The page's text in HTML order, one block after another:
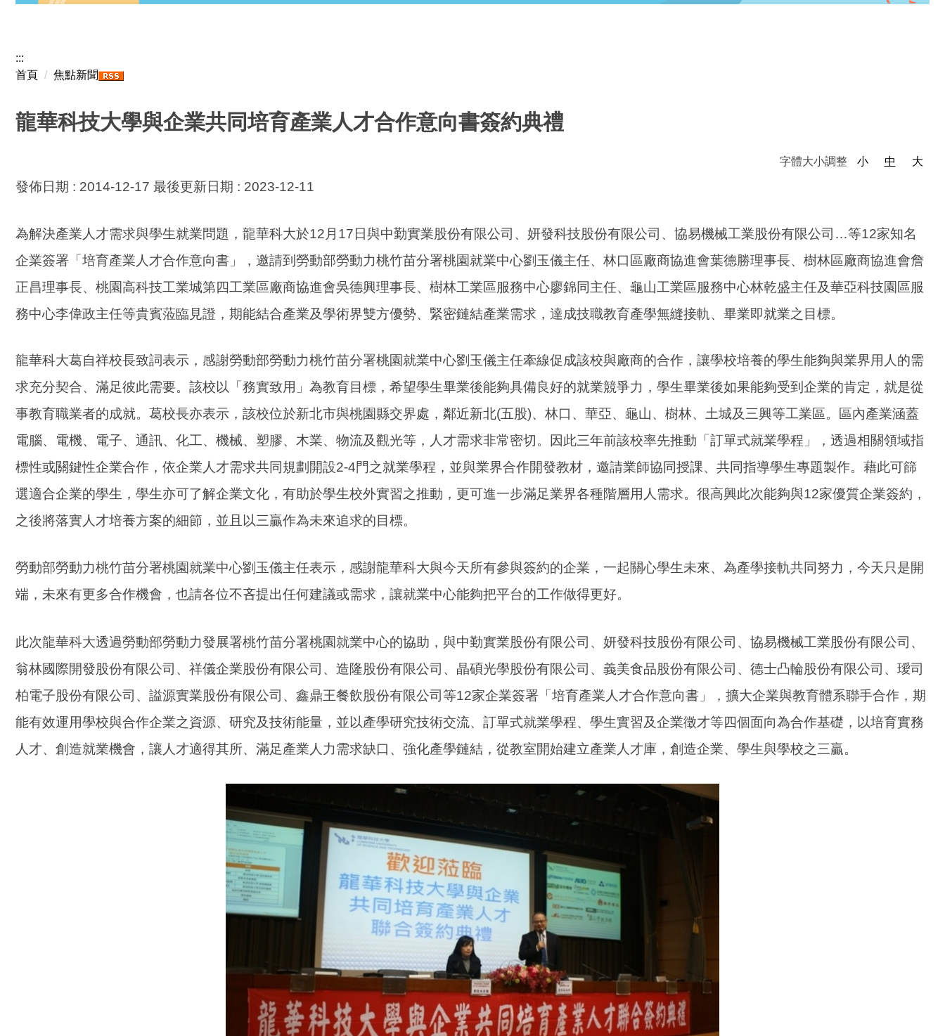
:::
首頁
焦點新聞
龍華科技大學與企業共同培育產業人才合作意向書簽約典禮
字體大小調整 小 中 大
發佈日期 : 2014-12-17 最後更新日期 : 2023-12-11
為解決產業人才需求與學生就業問題，龍華科大於12月17日與中勤實業股份有限公司、妍發科技股份有限公司、協易機械工業股份有限公司…等12家知名
企業簽署「培育產業人才合作意向書」，邀請到勞動部勞動力桃竹苗分署桃園就業中心劉玉儀主任、林口區廠商協進會葉德勝理事長、樹林區廠商協進會詹
正昌理事長、桃園高科技工業城第四工業區廠商協進會吳德興理事長、樹林工業區服務中心廖錦同主任、龜山工業區服務中心林乾盛主任及華亞科技園區服
務中心李偉政主任等貴賓蒞臨見證，期能結合產業及學術界雙方優勢、緊密鏈結產業需求，達成技職教育產學無縫接軌、畢業即就業之目標。
龍華科大葛自祥校長致詞表示，感謝勞動部勞動力桃竹苗分署桃園就業中心劉玉儀主任牽線促成該校與廠商的合作，讓學校培養的學生能夠與業界用人的需
求充分契合、滿足彼此需要。該校以「務實致用」為教育目標，希望學生畢業後能夠具備良好的就業競爭力，學生畢業後如果能夠受到企業的肯定，就是從
事教育職業者的成就。葛校長亦表示，該校位於新北市與桃園縣交界處，鄰近新北(五股)、林口、華亞、龜山、樹林、土城及三興等工業區。區內產業涵蓋
電腦、電機、電子、通訊、化工、機械、塑膠、木業、物流及觀光等，人才需求非常密切。因此三年前該校率先推動「訂單式就業學程」，透過相關領域指
標性或關鍵性企業合作，依企業人才需求共同規劃開設2-4門之就業學程，並與業界合作開發教材，邀請業師協同授課、共同指導學生專題製作。藉此可篩
選適合企業的學生，學生亦可了解企業文化，有助於學生校外實習之推動，更可進一步滿足業界各種階層用人需求。很高興此次能夠與12家優質企業簽約，
之後將落實人才培養方案的細節，並且以三贏作為未來追求的目標。
勞動部勞動力桃竹苗分署桃園就業中心劉玉儀主任表示，感謝龍華科大與今天所有參與簽約的企業，一起關心學生未來、為產學接軌共同努力，今天只是開
端，未來有更多合作機會，也請各位不吝提出任何建議或需求，讓就業中心能夠把平台的工作做得更好。
此次龍華科大透過勞動部勞動力發展署桃竹苗分署桃園就業中心的協助，與中勤實業股份有限公司、妍發科技股份有限公司、協易機械工業股份有限公司、
翁林國際開發股份有限公司、祥儀企業股份有限公司、造隆股份有限公司、晶碩光學股份有限公司、義美食品股份有限公司、德士凸輪股份有限公司、璦司
柏電子股份有限公司、謚源實業股份有限公司、鑫鼎王餐飲股份有限公司等12家企業簽署「培育產業人才合作意向書」，擴大企業與教育體系聯手合作，期
能有效運用學校與合作企業之資源、研究及技術能量，並以產學研究技術交流、訂單式就業學程、學生實習及企業徵才等四個面向為合作基礎，以培育實務
人才、創造就業機會，讓人才適得其所、滿足產業人力需求缺口、強化產學鏈結，從教室開始建立產業人才庫，創造企業、學生與學校之三贏。